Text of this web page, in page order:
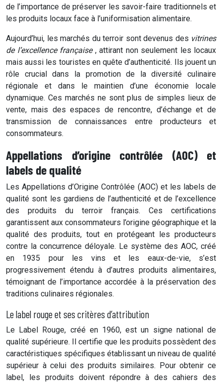
de l’importance de préserver les savoir-faire traditionnels et
les produits locaux face à l’uniformisation alimentaire.
Aujourd’hui, les marchés du terroir sont devenus des vitrines
de l’excellence française , attirant non seulement les locaux
mais aussi les touristes en quête d’authenticité. Ils jouent un
rôle crucial dans la promotion de la diversité culinaire
régionale et dans le maintien d’une économie locale
dynamique. Ces marchés ne sont plus de simples lieux de
vente, mais des espaces de rencontre, d’échange et de
transmission de connaissances entre producteurs et
consommateurs.
Appellations d’origine contrôlée (AOC) et
labels de qualité
Les Appellations d’Origine Contrôlée (AOC) et les labels de
qualité sont les gardiens de l’authenticité et de l’excellence
des produits du terroir français. Ces certifications
garantissent aux consommateurs l’origine géographique et la
qualité des produits, tout en protégeant les producteurs
contre la concurrence déloyale. Le système des AOC, créé
en 1935 pour les vins et les eaux-de-vie, s’est
progressivement étendu à d’autres produits alimentaires,
témoignant de l’importance accordée à la préservation des
traditions culinaires régionales.
Le label rouge et ses critères d’attribution
Le Label Rouge, créé en 1960, est un signe national de
qualité supérieure. Il certifie que les produits possèdent des
caractéristiques spécifiques établissant un niveau de qualité
supérieur à celui des produits similaires. Pour obtenir ce
label, les produits doivent répondre à des cahiers des